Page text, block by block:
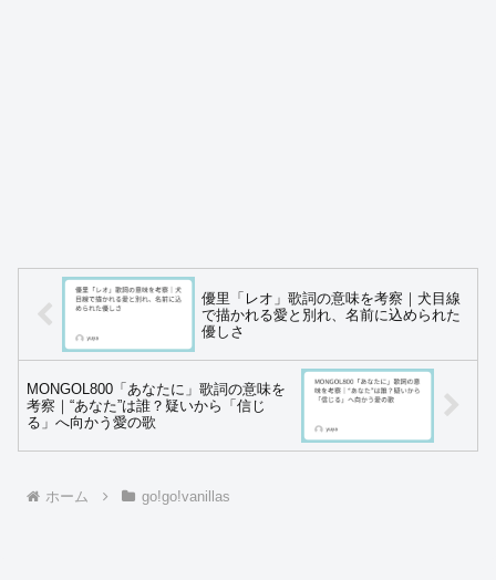
優里「レオ」歌詞の意味を考察｜犬目線
で描かれる愛と別れ、名前に込められた
優しさ
MONGOL800「あなたに」歌詞の意味を
考察｜“あなた”は誰？疑いから「信じ
る」へ向かう愛の歌
ホーム go!go!vanillas